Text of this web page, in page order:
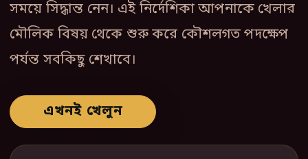
সময়ে সিদ্ধান্ত নেন। এই নির্দেশিকা আপনাকে খেলার
মৌলিক বিষয় থেকে শুরু করে কৌশলগত পদক্ষেপ
পর্যন্ত সবকিছু শেখাবে।
এখনই খেলুন